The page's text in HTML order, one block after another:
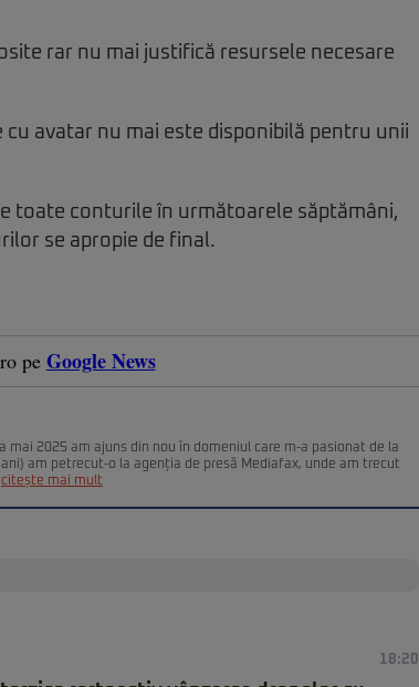
rar nu mai justifică resursele necesare
avatar nu mai este disponibilă pentru unii
toate conturile în următoarele săptămâni,
se apropie de final.
pe Google News
mai 2025 am ajuns din nou în domeniul care m-a pasionat de la
am petrecut-o la agenția de presă Mediafax, unde am trecut
citește mai mult
18:20